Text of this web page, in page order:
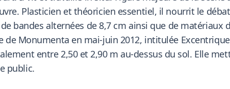
Plasticien et théoricien essentiel, il nourrit le
bandes alternées de 8,7 cm ainsi que de matériaux
de Monumenta en mai-juin 2012, intitulée
entre 2,50 et 2,90 m au-dessus du sol. Elle
public.